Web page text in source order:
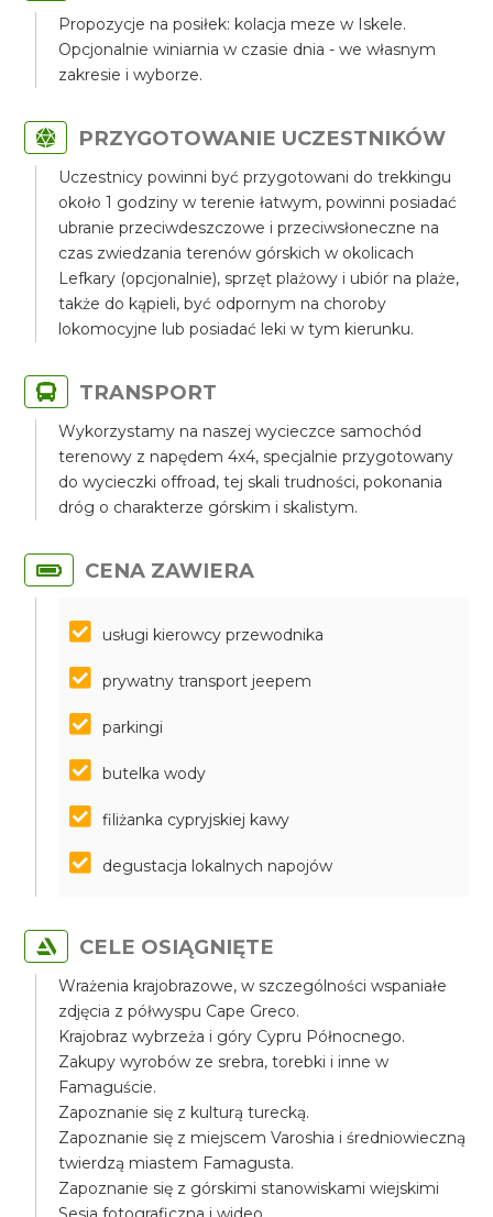
Propozycje na posiłek: kolacja meze w Iskele.
Opcjonalnie winiarnia w czasie dnia - we własnym
zakresie i wyborze.
PRZYGOTOWANIE UCZESTNIKÓW
Uczestnicy powinni być przygotowani do trekkingu
około 1 godziny w terenie łatwym, powinni posiadać
ubranie przeciwdeszczowe i przeciwsłoneczne na
czas zwiedzania terenów górskich w okolicach
Lefkary (opcjonalnie), sprzęt plażowy i ubiór na plaże,
także do kąpieli, być odpornym na choroby
lokomocyjne lub posiadać leki w tym kierunku.
TRANSPORT
Wykorzystamy na naszej wycieczce samochód
terenowy z napędem 4x4, specjalnie przygotowany
do wycieczki offroad, tej skali trudności, pokonania
dróg o charakterze górskim i skalistym.
CENA ZAWIERA
usługi kierowcy przewodnika
prywatny transport jeepem
parkingi
butelka wody
filiżanka cypryjskiej kawy
degustacja lokalnych napojów
CELE OSIĄGNIĘTE
Wrażenia krajobrazowe, w szczególności wspaniałe
zdjęcia z półwyspu Cape Greco.
Krajobraz wybrzeża i góry Cypru Północnego.
Zakupy wyrobów ze srebra, torebki i inne w
Famaguście.
Zapoznanie się z kulturą turecką.
Zapoznanie się z miejscem Varoshia i średniowieczną
twierdzą miastem Famagusta.
Zapoznanie się z górskimi stanowiskami wiejskimi